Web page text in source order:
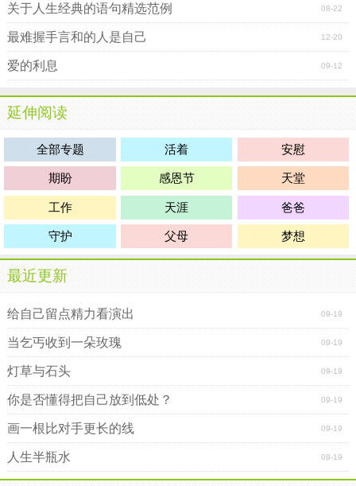
08-22
关于人生经典的语句精选范例
12-20
最难握手言和的人是自己
09-12
爱的利息
延伸阅读
全部专题 活着 安慰
期盼 感恩节 天堂
工作 天涯 爸爸
守护 父母 梦想
最近更新
09-19
给自己留点精力看演出
09-19
当乞丐收到一朵玫瑰
09-19
灯草与石头
09-19
你是否懂得把自己放到低处？
09-19
画一根比对手更长的线
09-19
人生半瓶水